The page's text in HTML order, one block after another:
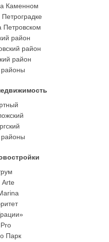
Каменном
Петровском
район
район
район
районы
районы
Arte
Парк